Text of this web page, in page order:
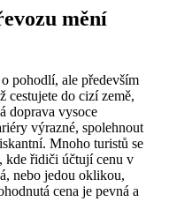
mění
pohodlí, ale především
cestujete do cizí země,
doprava vysoce
výrazné, spolehnout
Mnoho turistů se
kde řidiči účtují cenu v
nebo jedou oklikou,
cena je pevná a